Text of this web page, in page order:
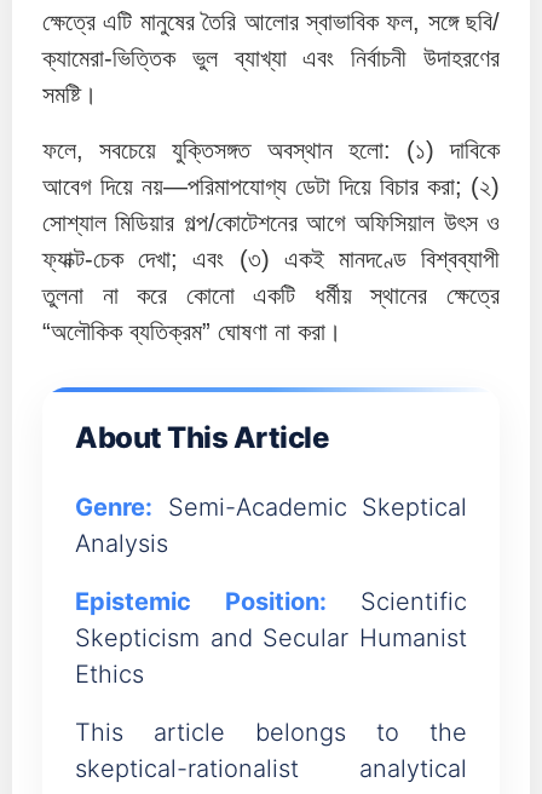
ক্ষেত্রে এটি মানুষের তৈরি আলোর স্বাভাবিক ফল, সঙ্গে ছবি/
ক্যামেরা-ভিত্তিক ভুল ব্যাখ্যা এবং নির্বাচনী উদাহরণের
সমষ্টি।
ফলে, সবচেয়ে যুক্তিসঙ্গত অবস্থান হলো: (১) দাবিকে
আবেগ দিয়ে নয়—পরিমাপযোগ্য ডেটা দিয়ে বিচার করা; (২)
সোশ্যাল মিডিয়ার গল্প/কোটেশনের আগে অফিসিয়াল উৎস ও
ফ্যাক্ট-চেক দেখা; এবং (৩) একই মানদণ্ডে বিশ্বব্যাপী
তুলনা না করে কোনো একটি ধর্মীয় স্থানের ক্ষেত্রে
“অলৌকিক ব্যতিক্রম” ঘোষণা না করা।
About This Article
Genre: Semi-Academic Skeptical
Analysis
Epistemic Position: Scientific
Skepticism and Secular Humanist
Ethics
This article belongs to the
skeptical-rationalist analytical